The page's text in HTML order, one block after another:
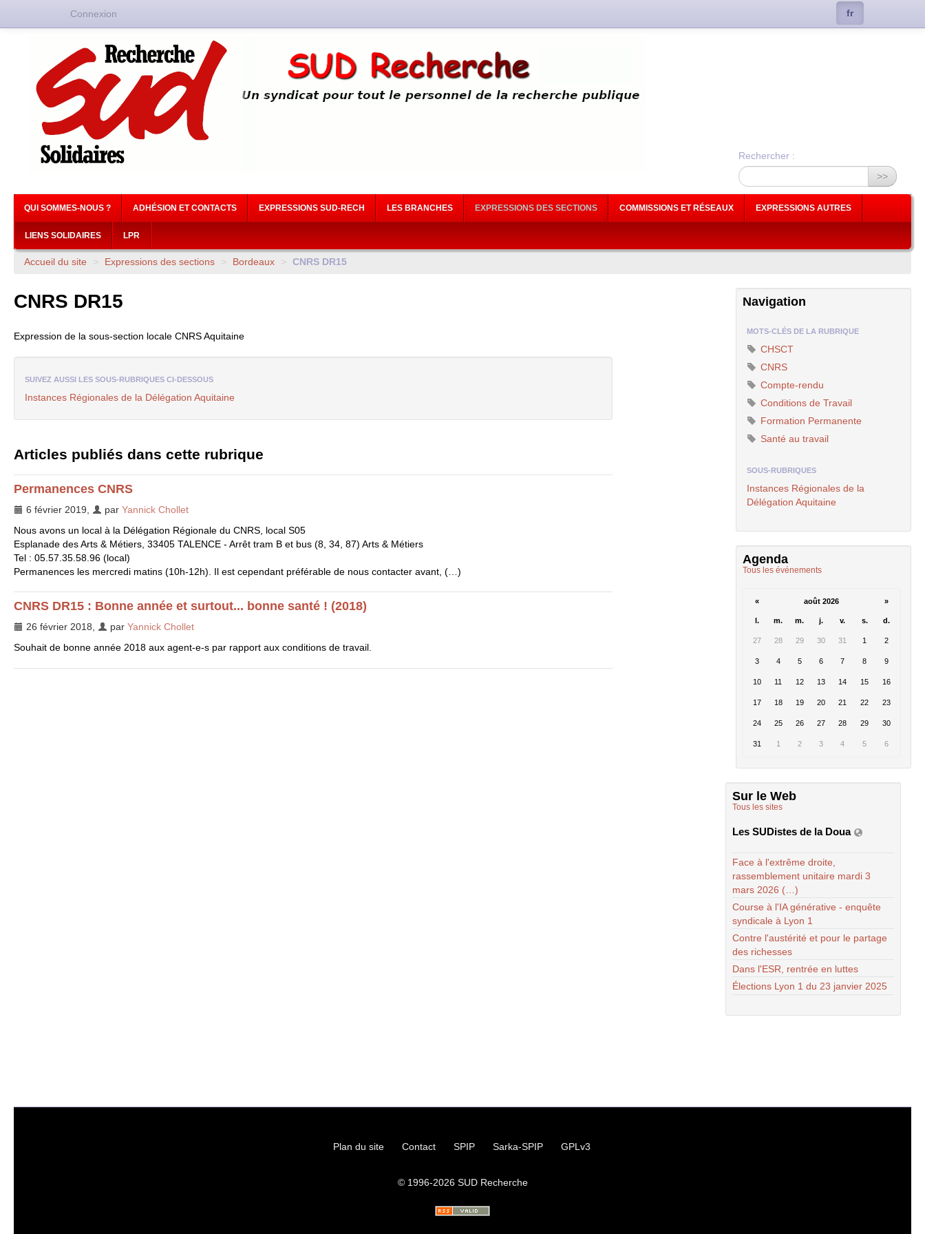
Rechercher :
>>
QUI SOMMES-NOUS ? ADHÉSION ET CONTACTS EXPRESSIONS SUD-RECH LES BRANCHES EXPRESSIONS DES SECTIONS COMMISSIONS ET RÉSEAUX EXPRESSIONS AUTRES
LIENS SOLIDAIRES LPR
Accueil du site > Expressions des sections > Bordeaux > CNRS DR15
CNRS DR15
Expression de la sous-section locale CNRSAquitaine
SUIVEZ AUSSI LES SOUS-RUBRIQUES CI-DESSOUS
Instances Régionales de la Délégation Aquitaine
Articles publiés dans cette rubrique
Permanences CNRS
6 février 2019 par Yannick Chollet
Nous avons un local à la Délégation Régionale du CNRS , local S05
Esplanade des Arts & Métiers, 33405 TALENCE - Arrêt tram B et bus (8, 34, 87) Arts & Métiers
Tel : 05.57.35.58.96 (local)
Permanences les mercredi matins (10h-12h). Il est cependant préférable de nous contacter avant, (…)
CNRS DR15 : Bonne année et surtout... bonne santé ! (2018)
26 février 2018 par Yannick Chollet
Souhait de bonne année 2018 aux agent-e-s par rapport aux conditions de travail.
Navigation
MOTS-CLÉS DE LA RUBRIQUE
CHSCT
CNRS
Compte-rendu
Conditions de Travail
Formation Permanente
Santé au travail
SOUS-RUBRIQUES
Instances Régionales de la
Délégation Aquitaine
Agenda
Tous les événements
« août 2026 »
l. m. m. j. v. s. d.
27 28 29 30 31 1 2
3 4 5 6 7 8 9
10 11 12 13 14 15 16
17 18 19 20 21 22 23
24 25 26 27 28 29 30
31 1 2 3 4 5 6
Sur le Web
Tous les sites
Les SUDistes de la Doua
Face à l'extrême droite,
rassemblement unitaire mardi 3
mars 2026 (…)
Course à l'IA générative - enquête
syndicale à Lyon 1
Contre l'austérité et pour le partage
des richesses
Dans l'ESR, rentrée en luttes
Élections Lyon 1 du 23 janvier 2025
Plan du site Contact SPIP Sarka-SPIP GPLv3
© 1996-2026 SUDRecherche
Connexion fr